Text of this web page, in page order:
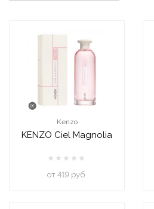
Kenzo
KENZO Ciel Magnolia
oт 419 руб.